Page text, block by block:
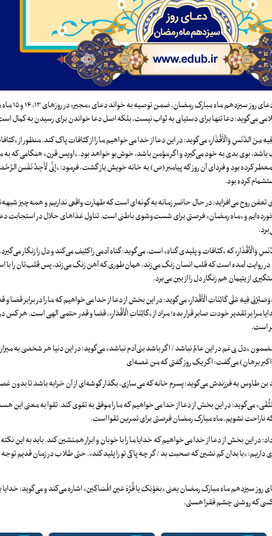
آیت‌الله مجتهدی
می‌گوید: دعا تنها برای دستیابی به ثواب نیست، بلکه اصل دعا خواندن برای رسیدن به کمال
مِنَ الدَّنَسِ وَالْأَقْذَارِ» می‌گوید: در این دعا از خدا می‌خواهیم ما را از کثافات پاک کند. منظور از
بوی بدی به خود می‌گیرد و اگر مؤمن باشد، خوش‌بو خواهد بود. «اویس قرن» هنگامی که به
کرده بود و فردای آن روز که پیامبر (ص) به خانه خویش باز گشت، فرمود: «إِنِّی لَأَجِدُ نَفَسَ
کرده بود.
تعفن روح می‌افزاید: در حال حاضر زمانه به گونه‌ای است که طهارت واقعی نداریم و همه‌چیز
و «ماه رمضان» فرصتی برای شست‌وشوی باطنی است. تناول غذاهای حلال در استجابت
وَالْأَقْذَارِ» که «کثافات و پلیدی گناه» است، می‌گوید: گناه آدمی را کثیف می‌کند و دل را زنگار
در روایت آمده است که قلب انسان زنگ می‌زند، همان‌طوری که آهن زنگ می‌زند، پس قلب‌تان را با
از یتیمان هم زنگار دل را از بین می‌برد.
فِیهِ عَلَی کَائِنَاتِ الْأَقْدَارِ» می‌گوید: در این بخش از دعا از خدا می‌خواهیم که ما را در برابر قضا
مرا بر تقدیر خودت صابر قرار بده! مراد از «کَائِنَاتِ الْأَقْدَارِ»، قضا و قدر حتمی الهی است. هر
است.
«دل بی‌غم در این عالم نباشد / اگر باشد بنی‌آدم نباشد» می‌گوید: در این دنیا هر شخصی به
برهان) می‌گفت: اگر یک روز گفتی که من غصه‌ای
طاوس به فرزندش می‌گوید: پسرم خانه که می‌سازی، بگذار گوشه‌ای از آن خرابه باشد تا بدون
می‌گوید: در این بخش از دعا از خدا می‌خواهیم که ما را موفق به تقوی کند. تقوا به معنی این
ناراحت نشویم. ماه مبارک رمضان فرصتی برای تمرین تقوا است.
در این بخش از دعا از خدا می‌خواهیم که خدایا ما را با خوبان و ابرار همنشین کند. باید به این
«با بدان کم نشین که صحبت بد / گر چه پاکی تو را پلید کند». حتی طلاب در زمان قدیم توجه
دعای روز سیزدهم ماه مبارک رمضان یعنی «بعَوْنِکَ یا قُرَّهَ عَینِ الْمَسَاکِین» اشاره می‌کند و می‌گوید:
که روشنی چشم فقرا هستی.